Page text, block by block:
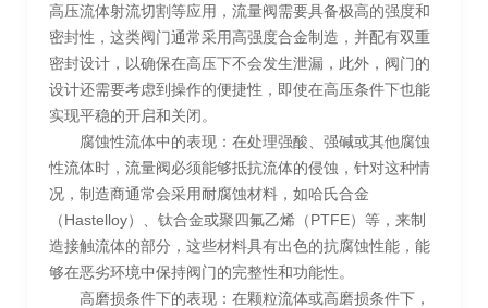
高压流体射流切割等应用，流量阀需要具备极高的强度和
密封性，这类阀门通常采用高强度合金制造，并配有双重
密封设计，以确保在高压下不会发生泄漏，此外，阀门的
设计还需要考虑到操作的便捷性，即使在高压条件下也能
实现平稳的开启和关闭。
腐蚀性流体中的表现：在处理强酸、强碱或其他腐蚀
性流体时，流量阀必须能够抵抗流体的侵蚀，针对这种情
况，制造商通常会采用耐腐蚀材料，如哈氏合金
（Hastelloy）、钛合金或聚四氟乙烯（PTFE）等，来制
造接触流体的部分，这些材料具有出色的抗腐蚀性能，能
够在恶劣环境中保持阀门的完整性和功能性。
高磨损条件下的表现：在颗粒流体或高磨损条件下，